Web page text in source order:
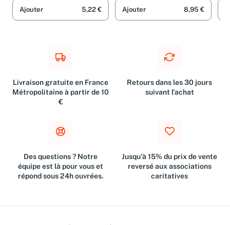
Bolland
Ajouter 5,22 €
François Bolland et Eva
Mouton
Ajouter 8,95 €
Livraison gratuite en France
Métropolitaine à partir de 10
€
Retours dans les 30 jours
suivant l'achat
Des questions ? Notre
équipe est là pour vous et
répond sous 24h ouvrées.
Jusqu'à 15% du prix de vente
reversé aux associations
caritatives